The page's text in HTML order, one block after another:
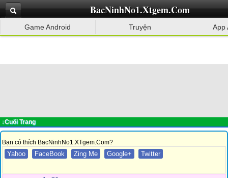
BacNinhNo1.Xtgem.Com
Game Android Truyện App
↓Cuối Trang
Bạn có thích BacNinhNo1.XTgem.Com?
Yahoo FaceBook Zing Me Google+ Twitter